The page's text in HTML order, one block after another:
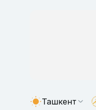
Ташкент